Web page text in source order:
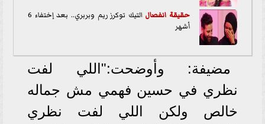
حقيقة انفصال
التيك توكرز ريم وبربري.. بعد إختفاء 6
أشهر
مضيفة: وأوضحت:"اللي لفت
نظري في حسين فهمي مش جماله
خالص ولكن اللي لفت نظري